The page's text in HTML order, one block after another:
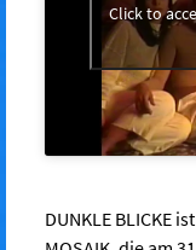
Click to
DUNKLE BLICKE